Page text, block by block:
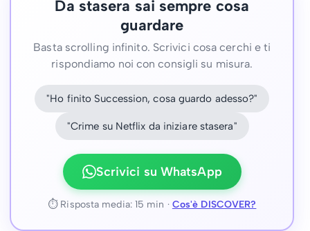
Da stasera sai sempre cosa
guardare
Basta scrolling infinito. Scrivici cosa cerchi e ti
rispondiamo noi con consigli su misura.
"Ho finito Succession, cosa guardo adesso?"
"Crime su Netflix da iniziare stasera"
Scrivici su WhatsApp
⏱ Risposta media: 15 min · Cos'è DISCOVER?